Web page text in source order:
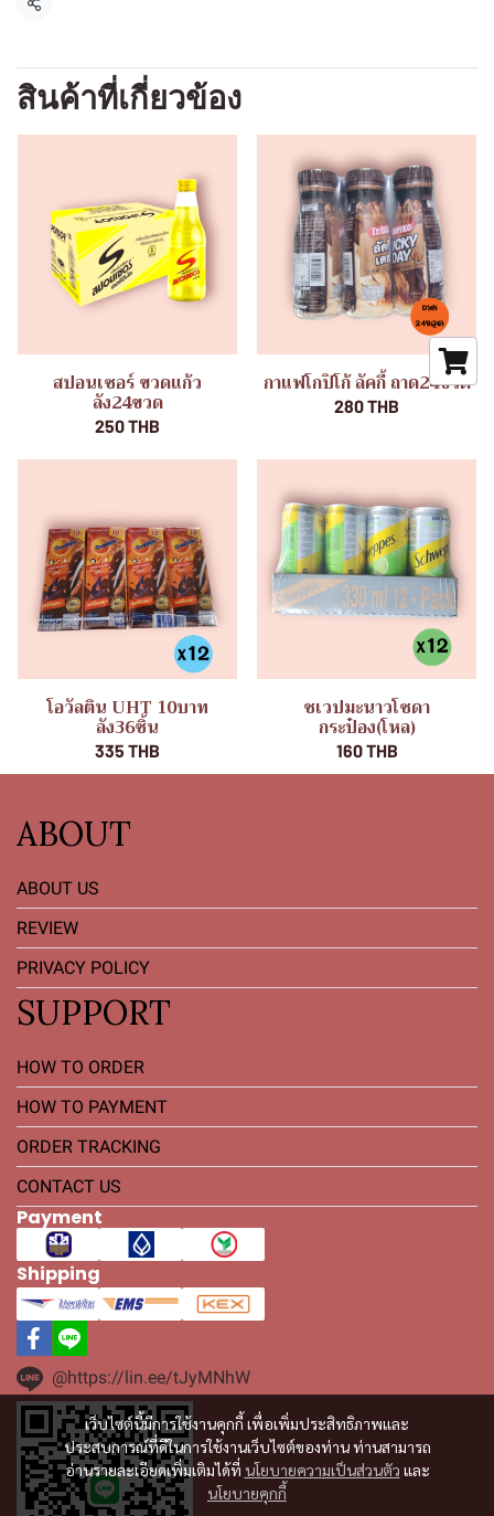
แชร์
สินค้าที่เกี่ยวข้อง
สปอนเซอร์ ขวดแก้ว
ลัง24ขวด
250 THB
กาแฟโกปิโก้ ลัคกี้ ถาด24ขวด
280 THB
โอวัลติน UHT 10บาท
ลัง36ชิ้น
335 THB
ชเวปมะนาวโซดา
กระป๋อง(โหล)
160 THB
เว็บไซต์นี้มีการใช้งานคุกกี้ เพื่อเพิ่มประสิทธิภาพและ
ประสบการณ์ที่ดีในการใช้งานเว็บไซต์ของท่าน ท่านสามารถ
อ่านรายละเอียดเพิ่มเติมได้ที่ นโยบายความเป็นส่วนตัว และ
นโยบายคุกกี้
ABOUT
ABOUT US
REVIEW
PRIVACY POLICY
SUPPORT
HOW TO ORDER
HOW TO PAYMENT
ORDER TRACKING
CONTACT US
Payment
Shipping
@https://lin.ee/tJyMNhW